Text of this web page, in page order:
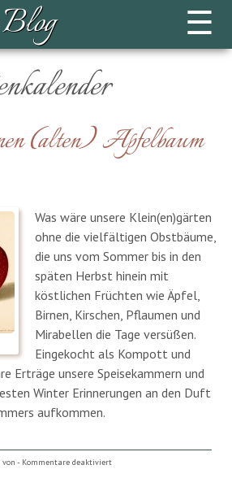
☰
(alten) Apfelbaum
Was wäre unsere Klein(en)gärten
ohne die vielfältigen Obstbäume,
die uns vom Sommer bis in den
späten Herbst hinein mit
köstlichen Früchten wie Äpfel,
Birnen, Kirschen, Pflaumen und
Mirabellen die Tage versüßen.
Eingekocht als Kompott und
Erträge unsere Speisekammern und
Winter Erinnerungen an den Duft
aufkommen.
von - Kommentare deaktiviertfür